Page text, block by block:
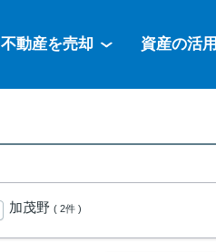
不動産を売却 資産の活用
加茂野 ( 2件 )